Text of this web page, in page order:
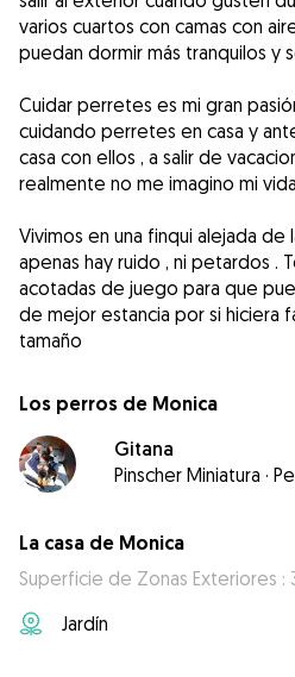
varios cuartos con camas con
puedan dormir más tranquilos y
Cuidar perretes es mi gran
cuidando perretes en casa y
casa con ellos , a salir de
realmente no me imagino mi
Vivimos en una finqui alejada de
apenas hay ruido , ni petardos .
acotadas de juego para que
de mejor estancia por si hiciera
tamaño
Los perros de Monica
Gitana
Pinscher Miniatura ·
La casa de Monica
Superficie de Zonas Exteriores :
Jardín